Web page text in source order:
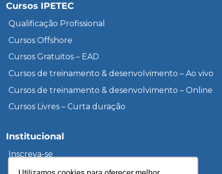
Cursos IPETEC
Qualificação Profissional
Cursos Offshore
Cursos Gratuitos – EAD
Cursos de treinamento & desenvolvimento – Ao vivo
Cursos de treinamento & desenvolvimento – Online
Cursos Livres – Curta duração
Institucional
Inscreva-se
Sobre a UCP